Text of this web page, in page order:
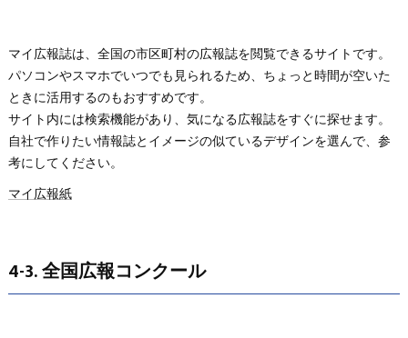
マイ広報誌は、全国の市区町村の広報誌を閲覧できるサイトです。
パソコンやスマホでいつでも見られるため、ちょっと時間が空いた
ときに活用するのもおすすめです。
サイト内には検索機能があり、気になる広報誌をすぐに探せます。
自社で作りたい情報誌とイメージの似ているデザインを選んで、参
考にしてください。
マイ広報紙
4-3. 全国広報コンクール